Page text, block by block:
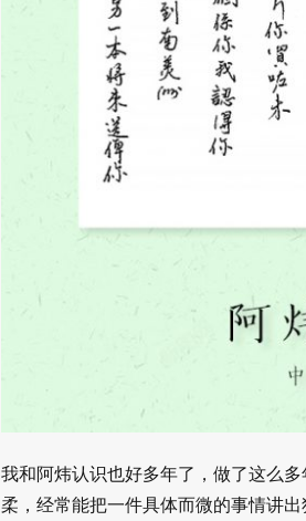
我和阿炜认识也好多年了，做了这么
柔，经常能把一件具体而微的事情讲